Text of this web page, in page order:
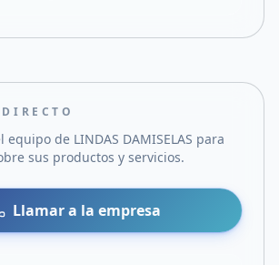
equipo de LINDAS DAMISELAS para
sus productos y servicios.
Llamar a la empresa